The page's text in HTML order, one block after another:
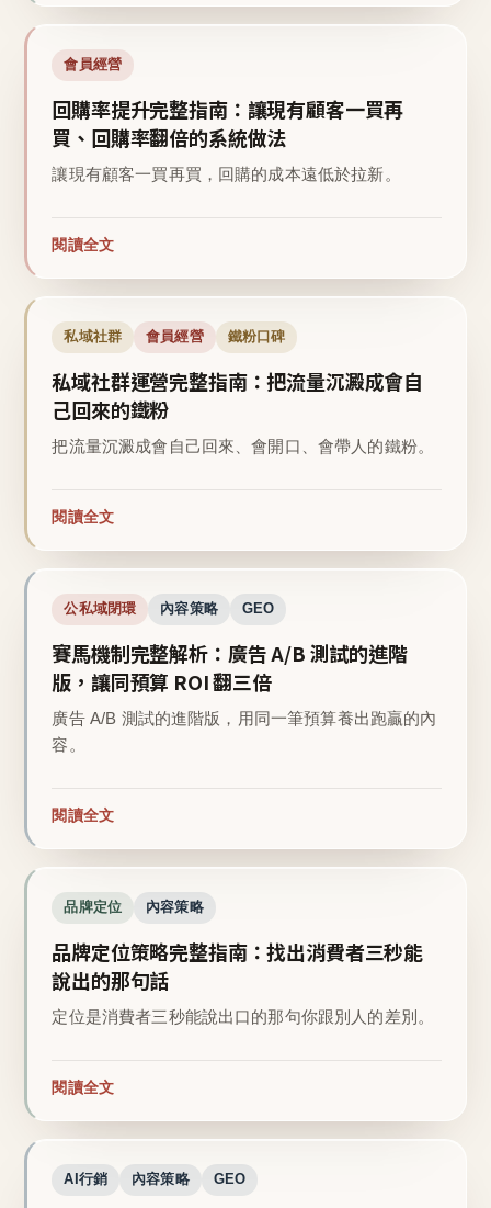
會員經營
回購率提升完整指南：讓現有顧客一買再
買、回購率翻倍的系統做法
讓現有顧客一買再買，回購的成本遠低於拉新。
閱讀全文
私域社群 會員經營 鐵粉口碑
私域社群運營完整指南：把流量沉澱成會自
己回來的鐵粉
把流量沉澱成會自己回來、會開口、會帶人的鐵粉。
閱讀全文
公私域閉環 內容策略 GEO
賽馬機制完整解析：廣告 A/B 測試的進階
版，讓同預算 ROI 翻三倍
廣告 A/B 測試的進階版，用同一筆預算養出跑贏的內
容。
閱讀全文
品牌定位 內容策略
品牌定位策略完整指南：找出消費者三秒能
說出的那句話
定位是消費者三秒能說出口的那句你跟別人的差別。
閱讀全文
AI行銷 內容策略 GEO